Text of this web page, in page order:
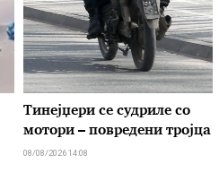
Тинејџери се судриле со
мотори – повредени тројца
08/08/2026 14:08